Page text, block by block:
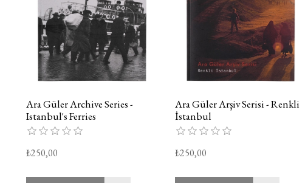
Ara Güler Archive Series -
Istanbul's Ferries
₺250,00
Ara Güler Arşiv Serisi - Renkli
İstanbul
₺250,00